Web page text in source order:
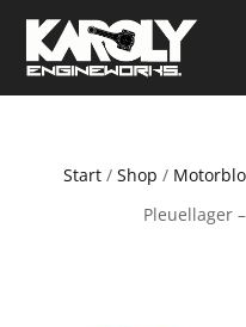
Start/ Shop /
Pleuellager